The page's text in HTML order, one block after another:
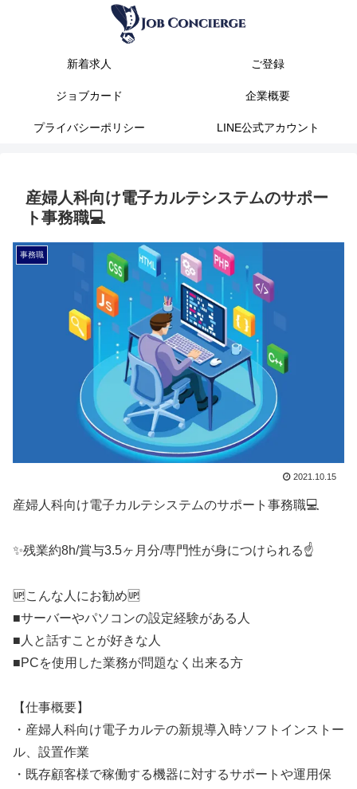
新着求人 ご登録
ジョブカード 企業概要
プライバシーポリシー LINE公式アカウント
産婦人科向け電子カルテシステムのサポー
ト事務職💻️
事務職
2021.10.15
産婦人科向け電子カルテシステムのサポート事務職💻️
✨残業約8h/賞与3.5ヶ月分/専門性が身につけられる☝️
🆙こんな人にお勧め🆙
■サーバーやパソコンの設定経験がある人
■人と話すことが好きな人
■PCを使用した業務が問題なく出来る方
【仕事概要】
・産婦人科向け電子カルテの新規導入時ソフトインストー
ル、設置作業
・既存顧客様で稼働する機器に対するサポートや運用保